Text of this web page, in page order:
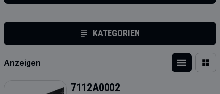
KATEGORIEN
Anzeigen
7112A0002